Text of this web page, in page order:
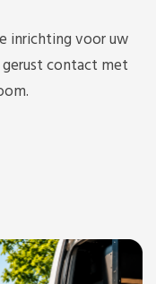
inrichting voor uw
contact met